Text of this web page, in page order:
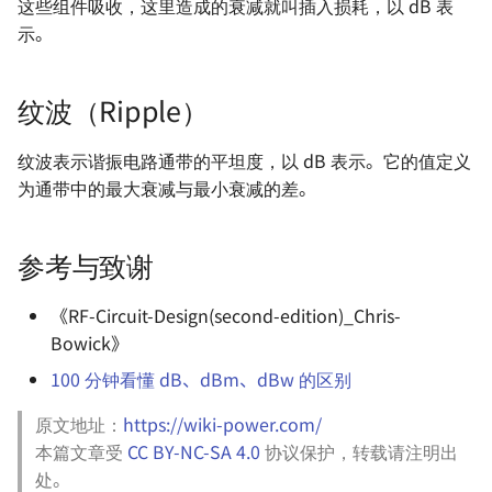
这些组件吸收，这里造成的衰减就叫插入损耗，以 dB 表
示。
纹波（Ripple）
纹波表示谐振电路通带的平坦度，以 dB 表示。它的值定义
为通带中的最大衰减与最小衰减的差。
参考与致谢
《RF-Circuit-Design(second-edition)_Chris-
Bowick》
100 分钟看懂 dB、dBm、dBw 的区别
原文地址： https://wiki-power.com/
本篇文章受 CC BY-NC-SA 4.0 协议保护，转载请注明出
处。